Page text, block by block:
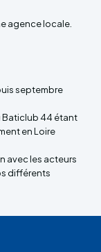
agence locale.
septembre
Baticlub 44 étant
en Loire
avec les acteurs
différents